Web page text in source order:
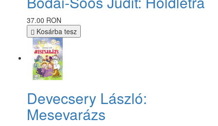
37.00 RON
Kosárba tesz
Devecsery László:
Mesevarázs